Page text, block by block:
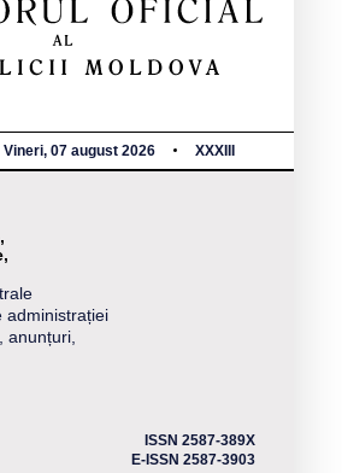
Vineri, 07 august 2026 XXXIII
administrației
anunțuri,
ISSN 2587-389X
E-ISSN 2587-3903